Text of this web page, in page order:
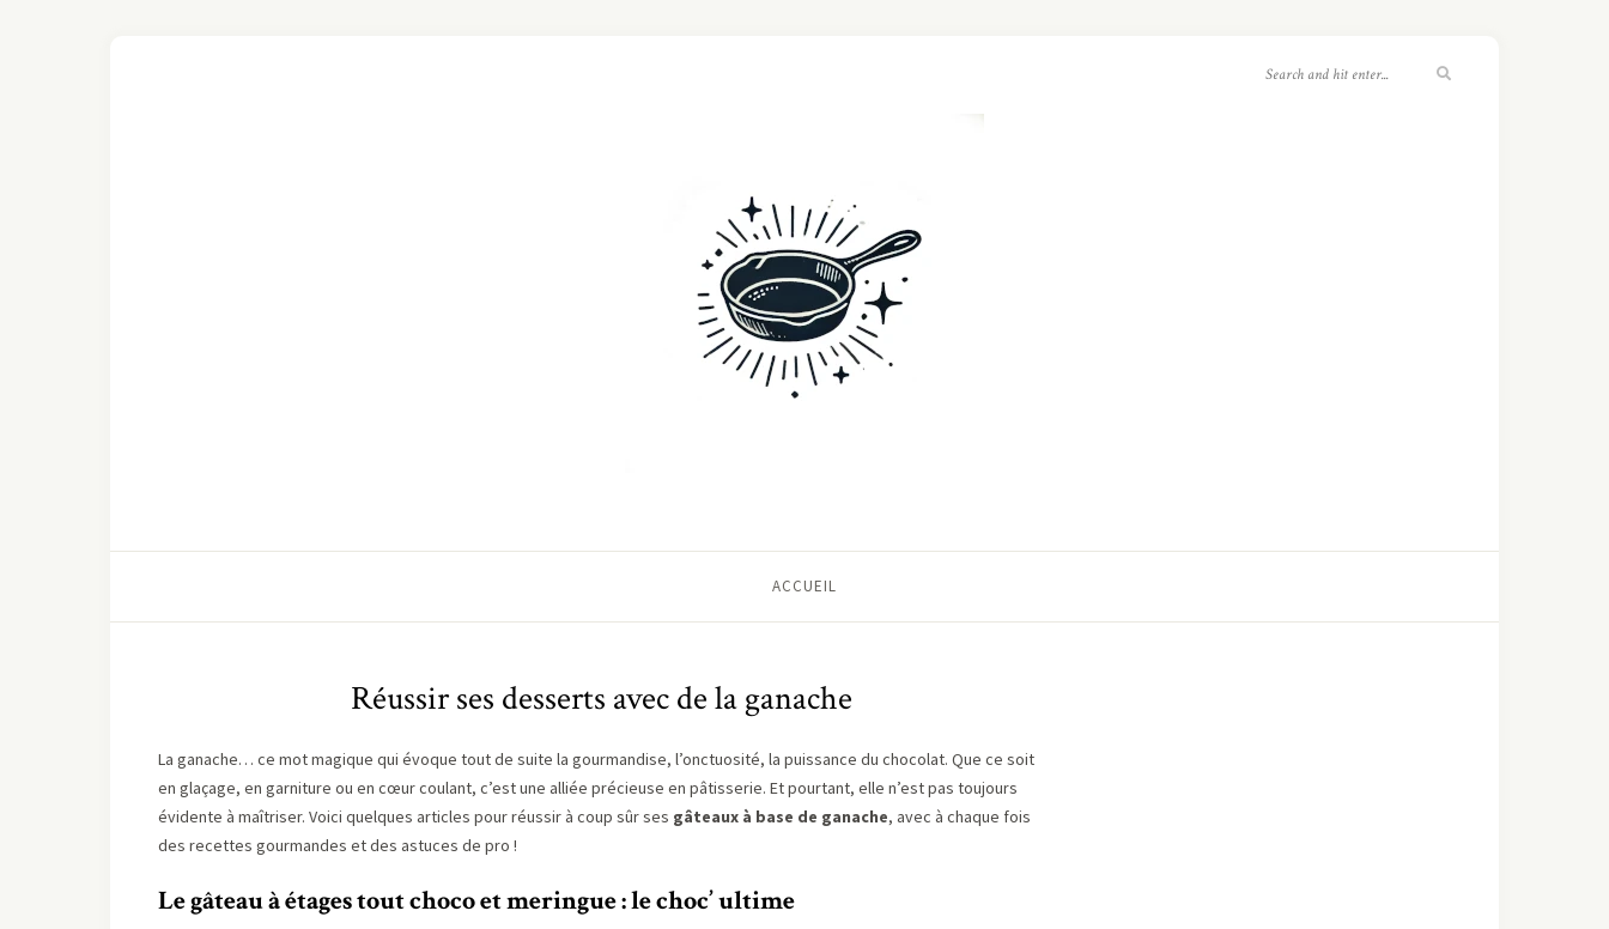
ACCUEIL
Réussir ses desserts avec de la ganache
La ganache… ce mot magique qui évoque tout de suite la gourmandise, l’onctuosité, la puissance du chocolat. Que ce soit
en glaçage, en garniture ou en cœur coulant, c’est une alliée précieuse en pâtisserie. Et pourtant, elle n’est pas toujours
évidente à maîtriser. Voici quelques articles pour réussir à coup sûr ses gâteaux à base de ganache, avec à chaque fois
des recettes gourmandes et des astuces de pro !
Le gâteau à étages tout choco et meringue : le choc’ ultime